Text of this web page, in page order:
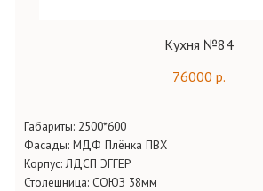
Кухня №84
76000 р.
Габариты: 2500*600
Фасады: МДФ Плёнка ПВХ
Корпус:ЛДСП ЭГГЕР
Столешница: СОЮЗ 38мм